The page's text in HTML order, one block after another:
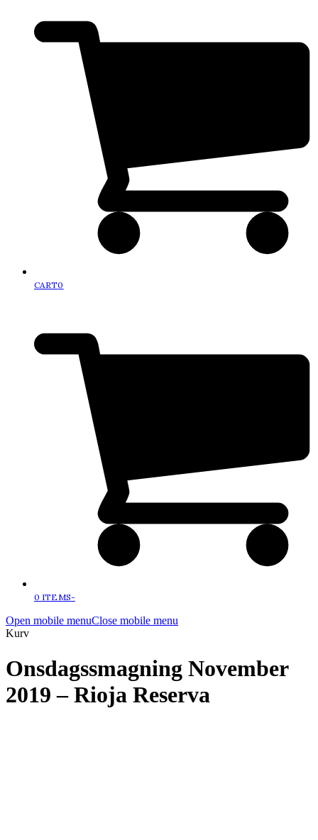
CART0
0 ITEMS-
Open mobile menuClose mobile menu
Kurv
Onsdagssmagning November
2019 – Rioja Reserva